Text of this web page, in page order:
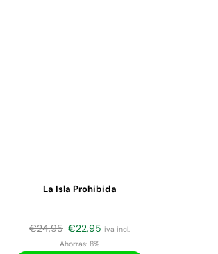
La Isla Prohibida
€24,95 €22,95 iva incl.
Ahorras: 8%